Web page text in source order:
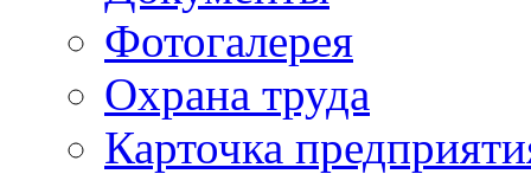
Фотогалерея
Охрана труда
Карточка